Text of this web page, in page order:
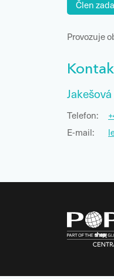
Člen
Provozuje
Telefon:
E-mail: